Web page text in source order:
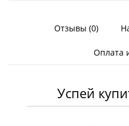
Отзывы (0)
Оплата
Успей